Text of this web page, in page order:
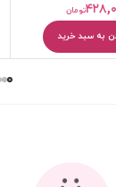
لیتر
تومان
به سبد خرید